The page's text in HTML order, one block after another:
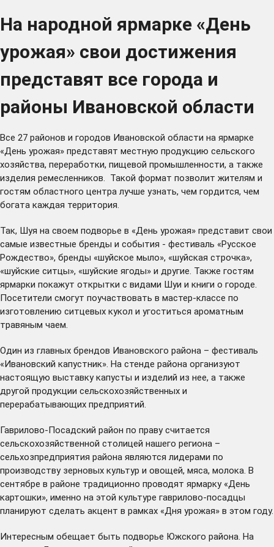
На народной ярмарке «День
урожая» свои достижения
представят все города и
районы Ивановской области
Все 27 районов и городов Ивановской области на ярмарке
«День урожая» представят местную продукцию сельского
хозяйства, переработки, пищевой промышленности, а также
изделия ремесленников. Такой формат позволит жителям и
гостям областного центра лучше узнать, чем гордится, чем
богата каждая территория.
Так, Шуя на своем подворье в «День урожая» представит свои
самые известные бренды и события - фестиваль «Русское
Рождество», бренды «шуйское мыло», «шуйская строчка»,
«шуйские ситцы», «шуйские ягоды» и другие. Также гостям
ярмарки покажут открытки с видами Шуи и книги о городе.
Посетители смогут поучаствовать в мастер-классе по
изготовлению ситцевых кукол и угоститься ароматным
травяным чаем.
Один из главных брендов Ивановского района – фестиваль
«Ивановский капустник». На стенде района организуют
настоящую выставку капусты и изделий из нее, а также
другой продукции сельскохозяйственных и
перерабатывающих предприятий.
Гаврилово-Посадский район по праву считается
сельскохозяйственной столицей нашего региона –
сельхозпредприятия района являются лидерами по
производству зерновых культур и овощей, мяса, молока. В
сентябре в районе традиционно проводят ярмарку «День
картошки», именно на этой культуре гаврилово-посадцы
планируют сделать акцент в рамках «Дня урожая» в этом году.
Интересным обещает быть подворье Южского района. На